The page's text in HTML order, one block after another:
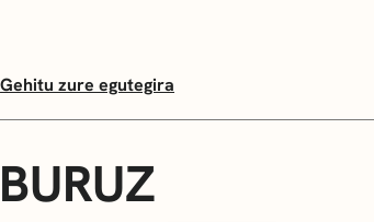
Gehitu zure egutegira